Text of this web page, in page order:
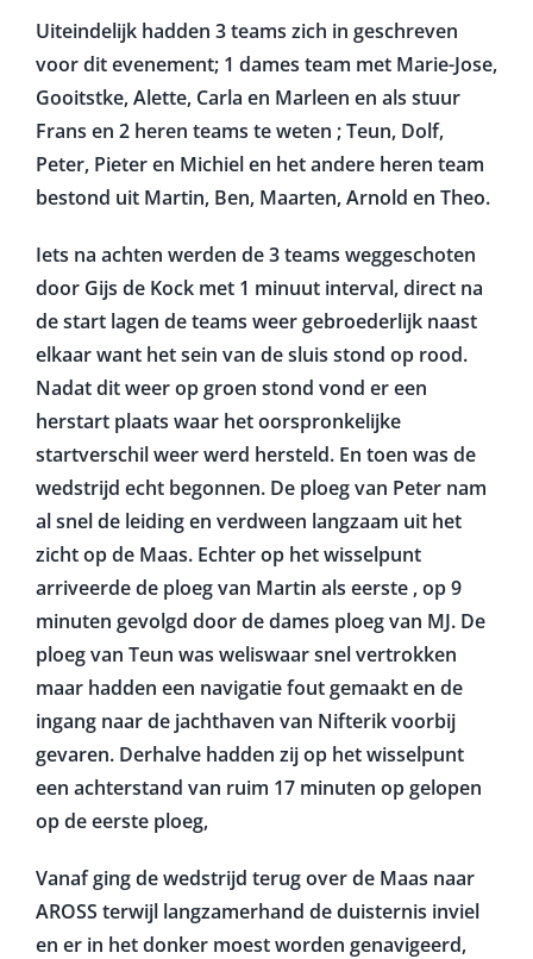
Uiteindelijk hadden 3 teams zich in geschreven
voor dit evenement; 1 dames team met Marie-Jose,
Gooitstke, Alette, Carla en Marleen en als stuur
Frans en 2 heren teams te weten ; Teun, Dolf,
Peter, Pieter en Michiel en het andere heren team
bestond uit Martin, Ben, Maarten, Arnold en Theo.
Iets na achten werden de 3 teams weggeschoten
door Gijs de Kock met 1 minuut interval, direct na
de start lagen de teams weer gebroederlijk naast
elkaar want het sein van de sluis stond op rood.
Nadat dit weer op groen stond vond er een
herstart plaats waar het oorspronkelijke
startverschil weer werd hersteld. En toen was de
wedstrijd echt begonnen. De ploeg van Peter nam
al snel de leiding en verdween langzaam uit het
zicht op de Maas. Echter op het wisselpunt
arriveerde de ploeg van Martin als eerste , op 9
minuten gevolgd door de dames ploeg van MJ. De
ploeg van Teun was weliswaar snel vertrokken
maar hadden een navigatie fout gemaakt en de
ingang naar de jachthaven van Nifterik voorbij
gevaren. Derhalve hadden zij op het wisselpunt
een achterstand van ruim 17 minuten op gelopen
op de eerste ploeg,
Vanaf ging de wedstrijd terug over de Maas naar
AROSS terwijl langzamerhand de duisternis inviel
en er in het donker moest worden genavigeerd,